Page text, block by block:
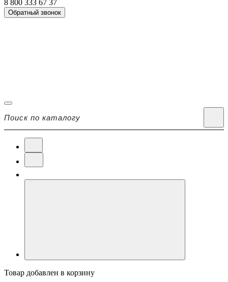
8 800 333 67 37
Обратный звонок
Товар добавлен в корзину